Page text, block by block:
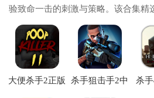
验致命一击的刺激与策略。该合集精
与角色扮演游戏，如《杀手47》《刺
杀》等社交推理作品。玩家可化身风
大便杀手2正版
杀手狙击手2中
杀